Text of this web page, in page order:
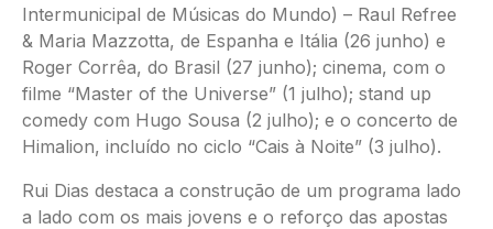
Intermunicipal de Músicas do Mundo) – Raul Refree
& Maria Mazzotta, de Espanha e Itália (26 junho) e
Roger Corrêa, do Brasil (27 junho); cinema, com o
filme “Master of the Universe” (1 julho); stand up
comedy com Hugo Sousa (2 julho); e o concerto de
Himalion, incluído no ciclo “Cais à Noite” (3 julho).
Rui Dias destaca a construção de um programa lado
a lado com os mais jovens e o reforço das apostas